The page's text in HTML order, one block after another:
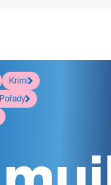
Krimi
Pořady